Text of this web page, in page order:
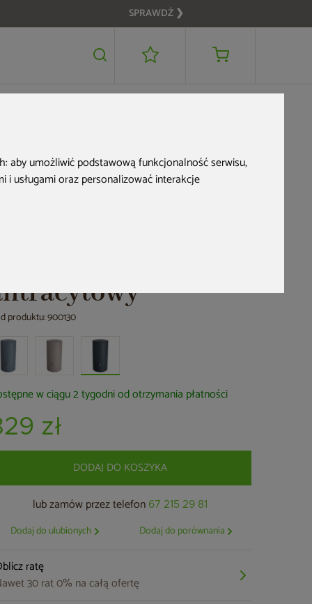
aby umożliwić podstawową funkcjonalność serwisu,
i usługami oraz personalizować interakcje
SPRAWDŹ ❯
829 zł DODAJ DO KOSZYKA
na
produktu: 900130
w ciągu 2 tygodni od otrzymania płatności
zł
DODAJ DO KOSZYKA
lub zamów przez telefon 67 215 29 81
Dodaj do ulubionych Dodaj do porównania
ratę
30 rat 0% na całą ofertę